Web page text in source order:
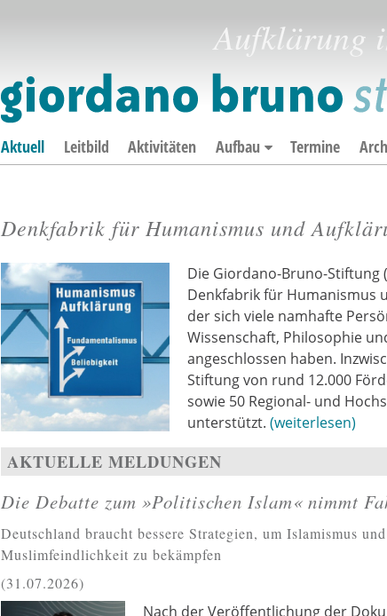
Aufklärung
Aktuell Leitbild Aktivitäten Aufbau Termine
Denkfabrik für Humanismus und
leitkulturkl.jpg
Die Giordano-Bruno-Stiftung
Denkfabrik für Humanismus
der sich viele namhafte
Wissenschaft, Philosophie
angeschlossen haben.
Stiftung von rund 12.000
sowie 50 Regional- und
unterstützt. (weiterlesen)
AKTUELLE MELDUNGEN
Die Debatte zum »Politischen Islam« nimmt
Deutschland braucht bessere Strategien, um Islamismus und
Muslimfeindlichkeit zu bekämpfen
31.07.2026
Nach der Veröffentlichung der